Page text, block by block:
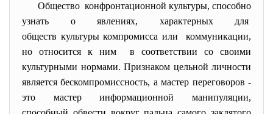
Общество конфронтационной культуры, способно
узнать о явлениях, характерных для
обществ культуры компромисса или коммуникации,
но относится к ним в соответствии со своими
культурными нормами. Признаком цельной личности
является бескомпромиссность, а мастер переговоров -
это мастер информационной манипуляции,